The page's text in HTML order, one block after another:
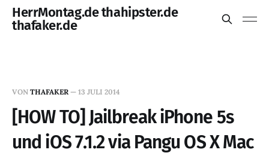
HerrMontag.de thahipster.de
thafaker.de
VON THAFAKER — 13 JULI 2014
[HOW TO] Jailbreak iPhone 5s
und iOS 7.1.2 via Pangu OS X Mac